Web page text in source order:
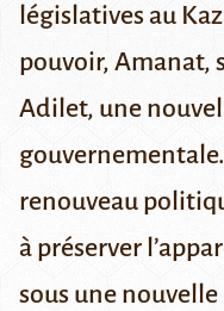
législatives au
pouvoir, Amanat,
Adilet, une
renouveau
à préserver
sous une